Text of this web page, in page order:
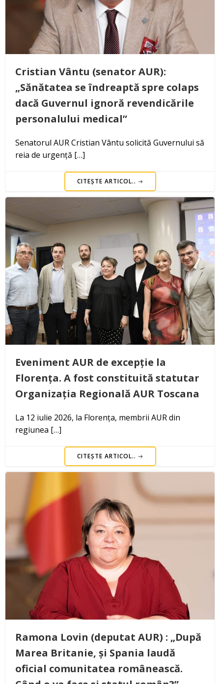
Cristian Vântu (senator AUR):
„Sănătatea se îndreaptă spre colaps
dacă Guvernul ignoră revendicările
personalului medical”
Senatorul AUR Cristian Vântu solicită Guvernului să
reia de urgență […]
CITEȘTE ARTICOL..
Eveniment AUR de excepție la
Florența. A fost constituită statutar
Organizația Regională AUR Toscana
La 12 iulie 2026, la Florența, membrii AUR din
regiunea […]
CITEȘTE ARTICOL..
Ramona Lovin (deputat AUR) : „După
Marea Britanie, și Spania laudă
oficial comunitatea românească.